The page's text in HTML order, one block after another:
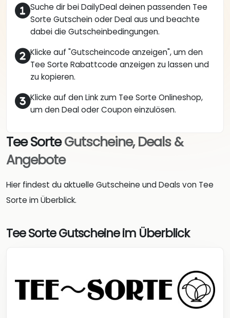
Suche dir bei DailyDeal deinen passenden Tee
Sorte Gutschein oder Deal aus und beachte
dabei die Gutscheinbedingungen.
Klicke auf "Gutscheincode anzeigen", um den
Tee Sorte Rabattcode anzeigen zu lassen und
zu kopieren.
Klicke auf den Link zum Tee Sorte Onlineshop,
um den Deal oder Coupon einzulösen.
Tee SorteGutscheine, Deals &
Angebote
Hier findest du aktuelle Gutscheine und Deals von Tee
Sorte im Überblick.
Tee Sorte Gutscheine im Überblick